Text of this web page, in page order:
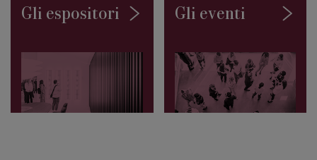
Gli eventi
Gli espositori